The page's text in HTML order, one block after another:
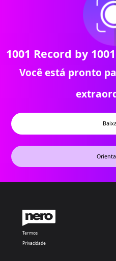
1001 Record by
Você está pronto
Termos
Privacidade